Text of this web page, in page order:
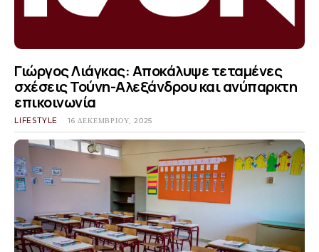
Γιώργος Λιάγκας: Αποκάλυψε τεταμένες
σχέσεις Τούνη-Αλεξάνδρου και ανύπαρκτη
επικοινωνία
LIFESTYLE 16 ΔΕΚΕΜΒΡΊΟΥ, 2025